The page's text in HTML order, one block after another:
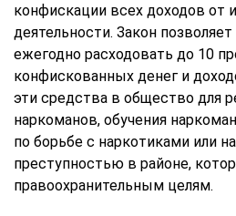
конфискации всех доходов от
деятельности. Закон
ежегодно расходовать до 10
конфискованных денег и
эти средства в общество для
наркоманов, обучения
по борьбе с наркотиками или
преступностью в районе,
правоохранительным целям.